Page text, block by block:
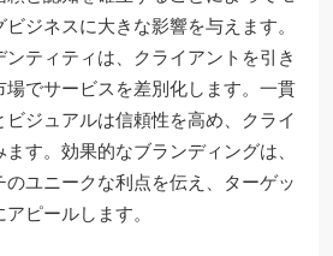
ジネスに大きな影響を与えます。
ティティは、クライアントを引き
でサービスを差別化します。一貫
ビジュアルは信頼性を高め、クライ
す。効果的なブランディングは、
ユニークな利点を伝え、ターゲッ
ピールします。